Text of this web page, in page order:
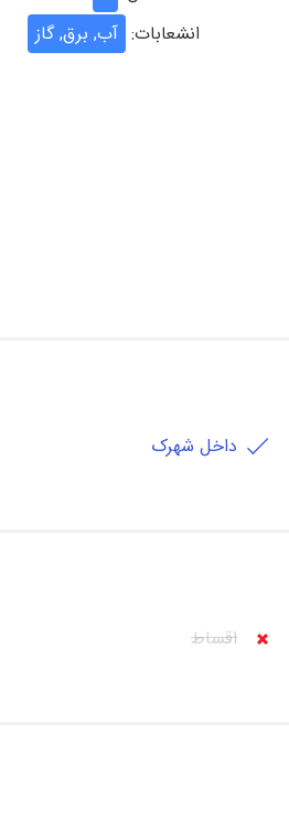
انشعابات: آب, برق, گاز
داخل شهرک
اقساط